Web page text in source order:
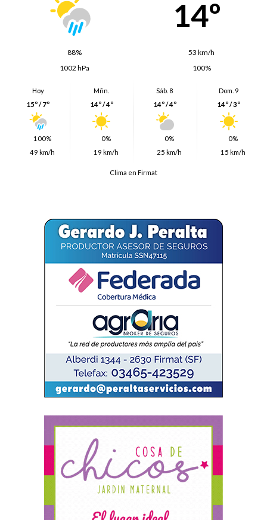
14º
88%
53 km/h
1002 hPa
100%
Hoy
15º / 7º
100%
49 km/h
Mñn.
14º / 4º
0%
19 km/h
Sáb. 8
14º / 4º
0%
25 km/h
Dom. 9
14º / 3º
0%
15 km/h
Clima en Firmat